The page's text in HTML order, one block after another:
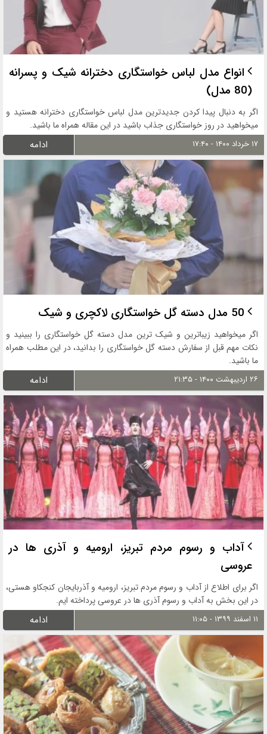
انواع مدل لباس خواستگاری دخترانه شیک و پسرانه
(80 مدل)
اگر به دنبال پیدا کردن جدیدترین مدل لباس خواستگاری دخترانه هستید و
میخواهید در روز خواستگاری جذاب باشید در این مقاله همراه ما باشید.
۱۷ خرداد ۱۴۰۰ - ۱۷:۴۰ ادامه
50 مدل دسته گل خواستگاری لاکچری و شیک
اگر میخواهید زیباترین و شیک ترین مدل دسته گل خواستگاری را ببینید و
نکات مهم قبل از سفارش دسته گل خواستگاری را بدانید، در این مطلب همراه
ما باشید.
۲۶ اردیبهشت ۱۴۰۰ - ۲۱:۳۵ ادامه
آداب و رسوم مردم تبریز، ارومیه و آذری ها در
عروسی
اگر برای اطلاع از آداب و رسوم مردم تبریز، ارومیه و آذربایجان کنجکاو هستی،
در این بخش به آداب و رسوم آذری ها در عروسی پرداخته ایم.
۱۱ اسفند ۱۳۹۹ - ۱۱:۰۵ ادامه